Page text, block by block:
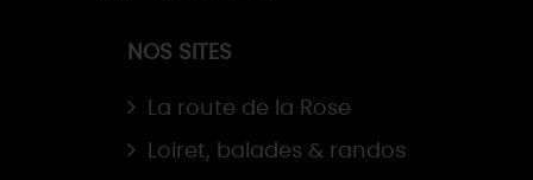
NOS SITES
La route de la Rose
Loiret, balades & randos